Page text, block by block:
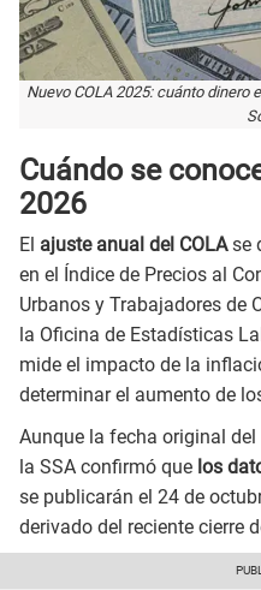
Nuevo COLA 2025: cuánto dinero
Cuándo se
2026
El ajuste anual del COLAse
en el Índice de Precios al
Urbanos y Trabajadores de
la Oficina de Estadísticas
mide el impacto de la
determinar el aumento de
Aunque la fecha original
la SSA confirmó que los
se publicarán el 24 de
derivado del reciente cierre